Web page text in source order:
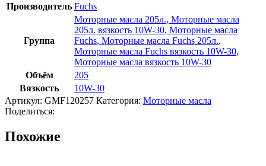
Производитель Fuchs
Группа
Моторные масла 205л., Моторные масла
205л. вязкость 10W-30, Моторные масла
Fuchs, Моторные масла Fuchs 205л.,
Моторные масла Fuchs вязкость 10W-30,
Моторные масла вязкость 10W-30
Объём
205
Вязкость
10W-30
Артикул: GMF120257 Категория: Моторные масла
Поделиться:
Похожие